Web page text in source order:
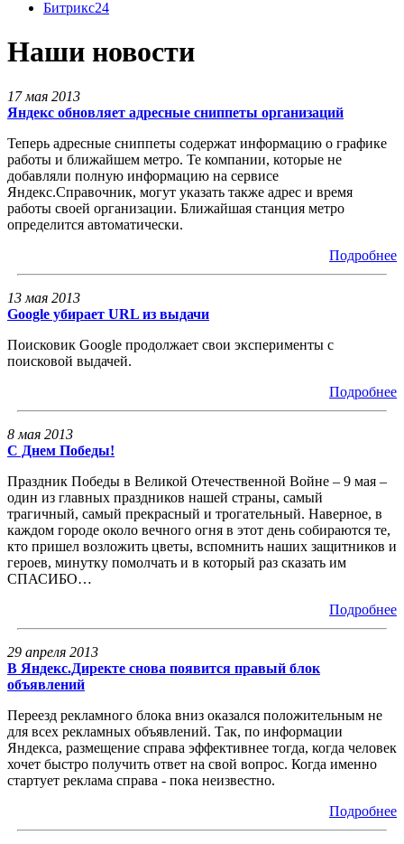
Битрикс24
Наши новости
17 мая 2013
Яндекс обновляет адресные сниппеты организаций
Теперь адресные сниппеты содержат информацию о графике
работы и ближайшем метро. Те компании, которые не
добавляли полную информацию на сервисе
Яндекс.Справочник, могут указать также адрес и время
работы своей организации. Ближайшая станция метро
определится автоматически.
Подробнее
13 мая 2013
Google убирает URL из выдачи
Поисковик Google продолжает свои эксперименты с
поисковой выдачей.
Подробнее
8 мая 2013
C Днем Победы!
Праздник Победы в Великой Отечественной Войне – 9 мая –
один из главных праздников нашей страны, самый
трагичный, самый прекрасный и трогательный. Наверное, в
каждом городе около вечного огня в этот день собираются те,
кто пришел возложить цветы, вспомнить наших защитников и
героев, минутку помолчать и в который раз сказать им
СПАСИБО…
Подробнее
29 апреля 2013
В Яндекс.Директе снова появится правый блок
объявлений
Переезд рекламного блока вниз оказался положительным не
для всех рекламных объявлений. Так, по информации
Яндекса, размещение справа эффективнее тогда, когда человек
хочет быстро получить ответ на свой вопрос. Когда именно
стартует реклама справа - пока неизвестно.
Подробнее